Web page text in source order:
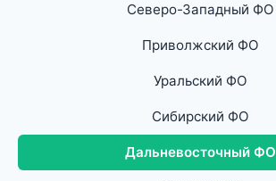
Северо-Западный ФО
Приволжский ФО
Уральский ФО
Сибирский ФО
Дальневосточный ФО